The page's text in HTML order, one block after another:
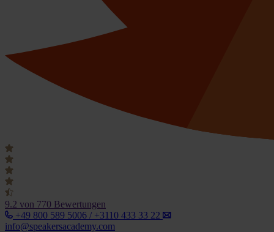
9.2 von 770 Bewertungen
+49 800 589 5006 / +3110 433 33 22
info@speakersacademy.com